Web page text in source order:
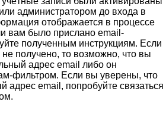
администратором до входа в
отображается в процессе
вам было прислано email-
полученным инструкциям. Если
получено, то возможно, что вы
адрес email либо он
фильтром. Если вы уверены, что
адрес email, попробуйте связаться